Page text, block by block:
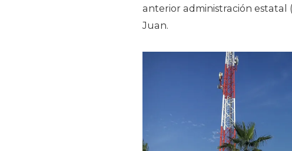
anterior administración estatal
Juan.